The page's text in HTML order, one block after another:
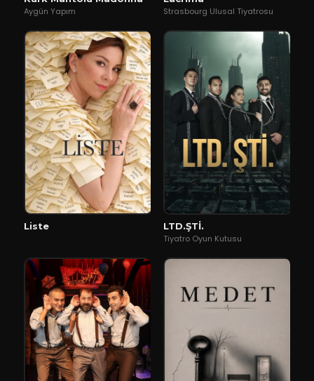
Aygün Yapım
Strasbourg Ulusal Tiyatrosu
Liste
LTD.ŞTİ.
Tiyatro Oyun Kutusu